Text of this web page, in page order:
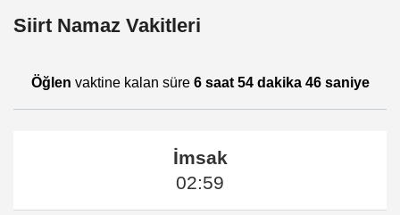
Siirt Namaz Vakitleri
Öğlen vaktine kalan süre 6 saat 54 dakika 46 saniye
İmsak
02:59